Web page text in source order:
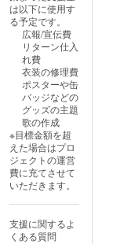
達に聞かせられ
ないような過激
な歌詞や下品な
内容)並びに盗作
等が判明した場
合は使用しませ
ん。 ・リターン
品の著作権及び
その他法的権利
については、す
べてプロジェク
トオーナーに帰
属します。
は以下に使用す
る予定です。
広報/宣伝費
リターン仕入
れ費
衣装の修理費
ポスターや缶
バッジなどの
グッズの主題
歌の作成
※目標金額を超
えた場合はプロ
ジェクトの運営
費に充てさせて
いただきます。
支援に関するよ
くある質問